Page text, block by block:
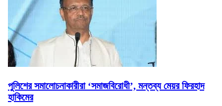
পুলিশের সমালোচনাকারীরা ‘সমাজবিরোধী’, মন্তব্য মেয়র ফিরহাদ
হাকিমের